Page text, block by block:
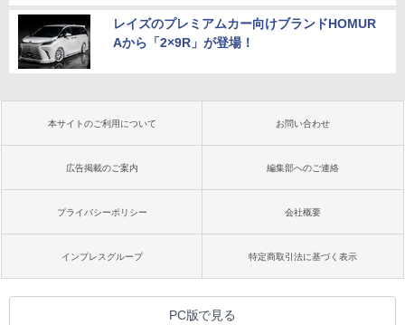
レイズのプレミアムカー向けブランドHOMUR
Aから「2×9R」が登場！
本サイトのご利用について お問い合わせ
広告掲載のご案内 編集部へのご連絡
プライバシーポリシー 会社概要
インプレスグループ 特定商取引法に基づく表示
PC版で見る